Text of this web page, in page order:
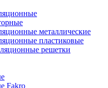
металлические
пластиковые
решетки
Fakro